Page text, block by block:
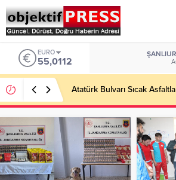
EURO
55,0112
Atatürk Bulvarı Sıcak